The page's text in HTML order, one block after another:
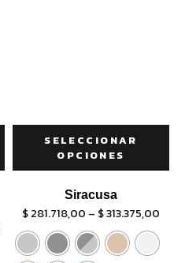
SELECCIONAR
OPCIONES
Siracusa
$281.718,00 – $313.375,00